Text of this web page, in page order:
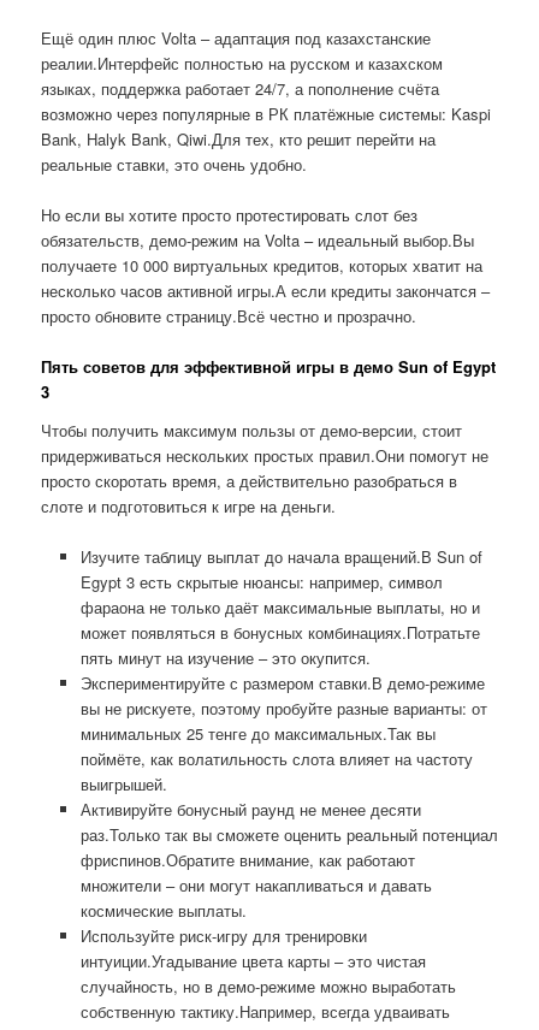
Ещё один плюс Volta – адаптация под казахстанские
реалии.Интерфейс полностью на русском и казахском
языках, поддержка работает 24/7, а пополнение счёта
возможно через популярные в РК платёжные системы: Kaspi
Bank, Halyk Bank, Qiwi.Для тех, кто решит перейти на
реальные ставки, это очень удобно.
Но если вы хотите просто протестировать слот без
обязательств, демо-режим на Volta – идеальный выбор.Вы
получаете 10 000 виртуальных кредитов, которых хватит на
несколько часов активной игры.А если кредиты закончатся –
просто обновите страницу.Всё честно и прозрачно.
Пять советов для эффективной игры в демо Sun of Egypt
3
Чтобы получить максимум пользы от демо-версии, стоит
придерживаться нескольких простых правил.Они помогут не
просто скоротать время, а действительно разобраться в
слоте и подготовиться к игре на деньги.
Изучите таблицу выплат до начала вращений.В Sun of
Egypt 3 есть скрытые нюансы: например, символ
фараона не только даёт максимальные выплаты, но и
может появляться в бонусных комбинациях.Потратьте
пять минут на изучение – это окупится.
Экспериментируйте с размером ставки.В демо-режиме
вы не рискуете, поэтому пробуйте разные варианты: от
минимальных 25 тенге до максимальных.Так вы
поймёте, как волатильность слота влияет на частоту
выигрышей.
Активируйте бонусный раунд не менее десяти
раз.Только так вы сможете оценить реальный потенциал
фриспинов.Обратите внимание, как работают
множители – они могут накапливаться и давать
космические выплаты.
Используйте риск-игру для тренировки
интуиции.Угадывание цвета карты – это чистая
случайность, но в демо-режиме можно выработать
собственную тактику.Например, всегда удваивать